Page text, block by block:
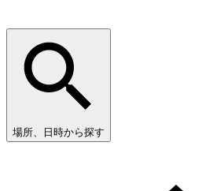
場所、日時から探す